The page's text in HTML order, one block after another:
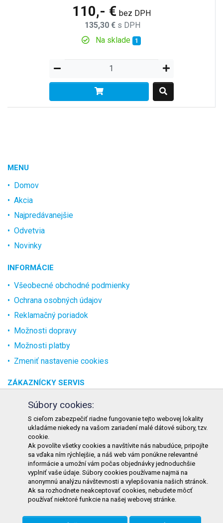
110,- € bez DPH
135,30 € s DPH
Na sklade 1
MENU
Domov
Akcia
Najpredávanejšie
Odvetvia
Novinky
INFORMÁCIE
Všeobecné obchodné podmienky
Ochrana osobných údajov
Reklamačný poriadok
Možnosti dopravy
Možnosti platby
Zmeniť nastavenie cookies
ZÁKAZNÍCKY SERVIS
O spoločnosti
Kontakt
Odstúpenie od zmluvy online
KONTAKT
TURON GASTRO s.r.o.
Starohorského 4328/3
031 01 Liptovský Mikuláš
Slovenská republika
Súbory cookies:
S cieľom zabezpečiť riadne fungovanie tejto webovej lokality
ukladáme niekedy na vašom zariadení malé dátové súbory, tzv.
cookie.
Ak povolíte všetky cookies a navštívite nás nabudúce, pripojíte
sa vďaka ním rýchlejšie, a náš web vám ponúkne relevantné
informácie a umožní vám počas objednávky jednoduchšie
vyplniť vaše údaje. Súbory cookies používame najmä na
anonymnú analýzu návštevnosti a vylepšovania našich stránok.
Ak sa rozhodnete neakceptovať cookies, nebudete môcť
používať niektoré funkcie na našej webovej stránke.